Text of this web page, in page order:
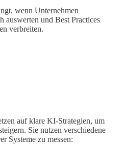
wenn Unternehmen
auswerten und Best Practices
verbreiten.
auf klare KI-Strategien, um
Sie nutzen verschiedene
Systeme zu messen: